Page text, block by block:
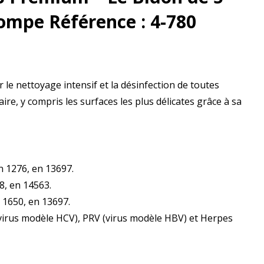
Référence : 4-780
le nettoyage intensif et la désinfection de toutes
y compris les surfaces les plus délicates grâce à sa
1276, en 13697.
en 14563.
en 13697.
modèle HCV), PRV (virus modèle HBV) et Herpes